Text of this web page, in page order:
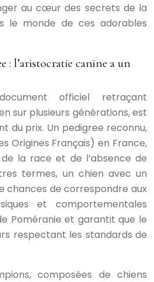
au cœur des secrets de la
le monde de ces adorables
: l’aristocratie canine a un
officiel retraçant
sur plusieurs générations, est
du prix. Un pedigree reconnu,
Origines Français) en France,
la race et de l’absence de
termes, un chien avec un
chances de correspondre aux
et comportementales
Poméranie et garantit que le
respectant les standards de
composées de chiens